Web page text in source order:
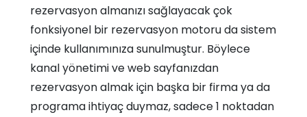
rezervasyon almanızı sağlayacak çok
fonksiyonel bir rezervasyon motoru da sistem
içinde kullanımınıza sunulmuştur. Böylece
kanal yönetimi ve web sayfanızdan
rezervasyon almak için başka bir firma ya da
programa ihtiyaç duymaz, sadece 1 noktadan